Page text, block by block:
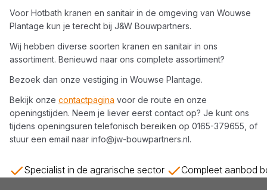
Voor Hotbath kranen en sanitair in de omgeving van Wouwse
Plantage kun je terecht bij J&W Bouwpartners.
Wij hebben diverse soorten kranen en sanitair in ons
assortiment. Benieuwd naar ons complete assortiment?
Bezoek dan onze vestiging in Wouwse Plantage.
Bekijk onze contactpagina voor de route en onze
openingstijden. Neem je liever eerst contact op? Je kunt ons
tijdens openingsuren telefonisch bereiken op 0165-379655 , of
stuur een email naar info@jw-bouwpartners.nl.
Specialist in de agrarische sector Compleet aanbod